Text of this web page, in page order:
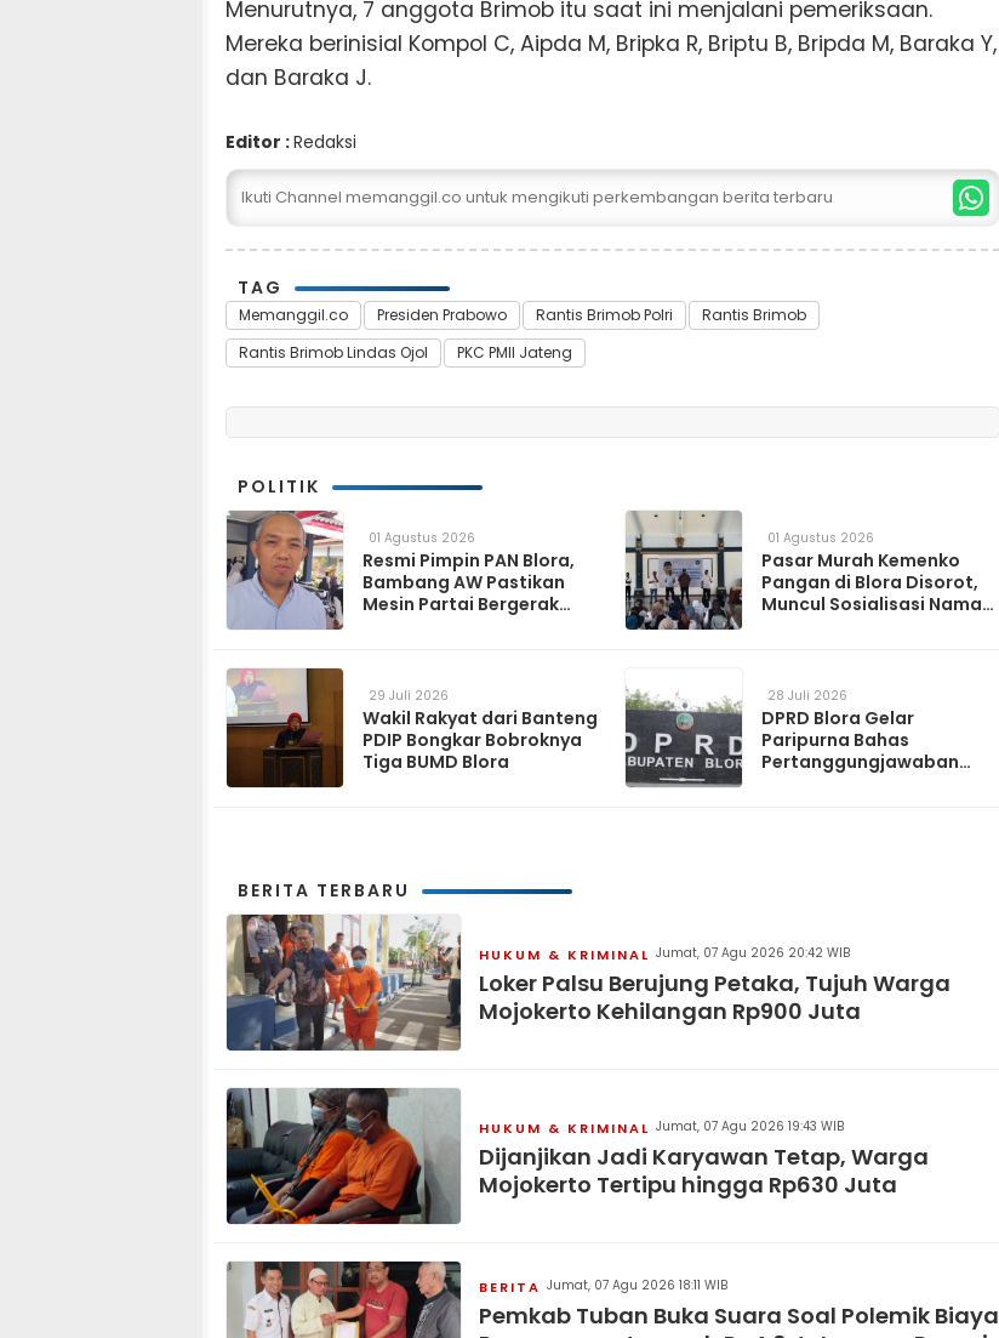
Menurutnya, 7 anggota Brimob itu saat ini menjalani pemeriksaan.
Mereka berinisial Kompol C, Aipda M, Bripka R, Briptu B, Bripda M, Baraka Y,
dan Baraka J.
Editor :Redaksi
Ikuti Channel memanggil.co untuk mengikuti perkembangan berita terbaru
TAG
Memanggil.co Presiden Prabowo Rantis Brimob Polri
Rantis Brimob
Rantis Brimob Lindas Ojol
PKC PMII Jateng
POLITIK
01 Agustus 2026
Resmi Pimpin PAN Blora,
Bambang AW Pastikan
Mesin Partai Bergerak
01 Agustus 2026
Pasar Murah Kemenko
Pangan di Blora Disorot,
Muncul Sosialisasi Nama
29 Juli 2026
Wakil Rakyat dari Banteng
PDIP Bongkar Bobroknya
Tiga BUMD Blora
28 Juli 2026
DPRD Blora Gelar
Paripurna Bahas
Pertanggungjawaban
BERITA TERBARU
HUKUM & KRIMINAL Jumat, 07 Agu 2026 20:42 WIB
Loker Palsu Berujung Petaka, Tujuh Warga
Mojokerto Kehilangan Rp900 Juta
HUKUM & KRIMINAL Jumat, 07 Agu 2026 19:43 WIB
Dijanjikan Jadi Karyawan Tetap, Warga
Mojokerto Tertipu hingga Rp630 Juta
BERITA Jumat, 07 Agu 2026 18:11 WIB
Pemkab Tuban Buka Suara Soal Polemik Biaya